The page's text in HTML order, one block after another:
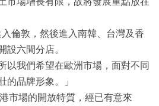
倫敦，然後進入南韓、台灣及香
設六間分店。
以我們希望在歐洲市場，面對不同
的品牌形象。」
市場的開放特質，經已有意來